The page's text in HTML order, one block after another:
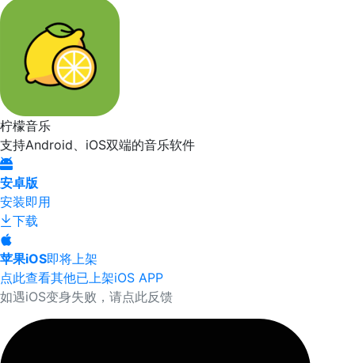
柠檬音乐
支持Android、iOS双端的音乐软件
安卓版
安装即用
下载
苹果iOS即将上架
点此查看其他已上架iOS APP
如遇iOS变身失败，请点此反馈